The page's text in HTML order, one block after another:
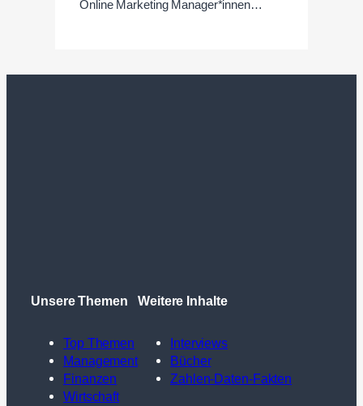
Online Marketing Manager*innen…
Unsere Themen
Top Themen
Management
Finanzen
Wirtschaft
Weitere Inhalte
Interviews
Bücher
Zahlen-Daten-Fakten